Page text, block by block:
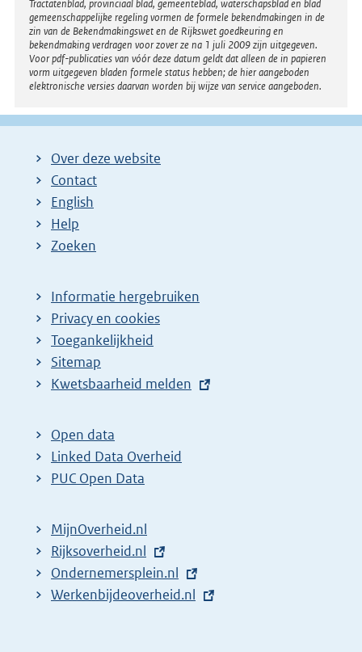
Tractatenblad, provinciaal blad, gemeenteblad, waterschapsblad en blad
gemeenschappelijke regeling vormen de formele bekendmakingen in de
zin van de Bekendmakingswet en de Rijkswet goedkeuring en
bekendmaking verdragen voor zover ze na 1 juli 2009 zijn uitgegeven.
Voor pdf-publicaties van vóór deze datum geldt dat alleen de in papieren
vorm uitgegeven bladen formele status hebben; de hier aangeboden
elektronische versies daarvan worden bij wijze van service aangeboden.
Over deze website
Contact
English
Help
Zoeken
Informatie hergebruiken
Privacy en cookies
Toegankelijkheid
Sitemap
E
t
e
r
l
i
n
k
Kwetsbaarheid melden
Open data
Linked Data Overheid
PUC Open Data
MijnOverheid.nl
E
x
t
Rijksoverheid.nl
E
x
Ondernemersplein.nl
E
Werkenbijdeoverheid.nl